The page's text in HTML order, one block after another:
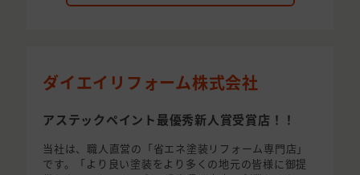
ダイエイリフォーム株式会社
アステックペイント最優秀新人賞受賞店！！
当社は、職人直営の「省エネ塗装リフォーム専門店」
です。「より良い塗装をより多くの地元の皆様に御提